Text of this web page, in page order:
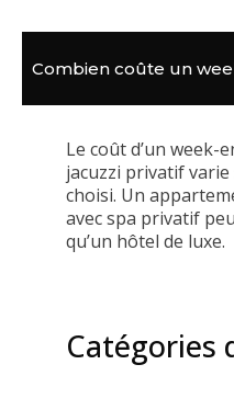
Combien coûte un
Le coût d’un week-
jacuzzi privatif
choisi. Un
avec spa privatif
qu’un hôtel de luxe.
Catégories